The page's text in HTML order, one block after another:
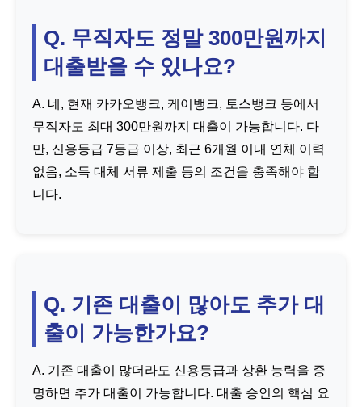
Q. 무직자도 정말 300만원까지
대출받을 수 있나요?
A. 네, 현재 카카오뱅크, 케이뱅크, 토스뱅크 등에서
무직자도 최대 300만원까지 대출이 가능합니다. 다
만, 신용등급 7등급 이상, 최근 6개월 이내 연체 이력
없음, 소득 대체 서류 제출 등의 조건을 충족해야 합
니다.
Q. 기존 대출이 많아도 추가 대
출이 가능한가요?
A. 기존 대출이 많더라도 신용등급과 상환 능력을 증
명하면 추가 대출이 가능합니다. 대출 승인의 핵심 요